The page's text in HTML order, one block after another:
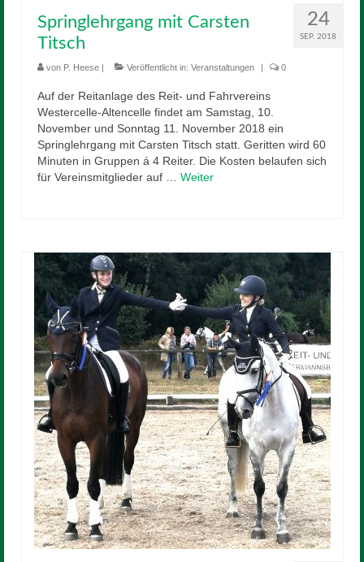
Voltigieren
Preise
Anfahrt
Downloads
Kontakt
24
SEP. 2018
Springlehrgang mit Carsten
Titsch
von P. Heese | Veröffentlicht in: Veranstaltungen | 0
Auf der Reitanlage des Reit- und Fahrvereins
Westercelle-Altencelle findet am Samstag, 10.
November und Sonntag 11. November 2018 ein
Springlehrgang mit Carsten Titsch statt. Geritten wird 60
Minuten in Gruppen á 4 Reiter. Die Kosten belaufen sich
für Vereinsmitglieder auf … Weiter